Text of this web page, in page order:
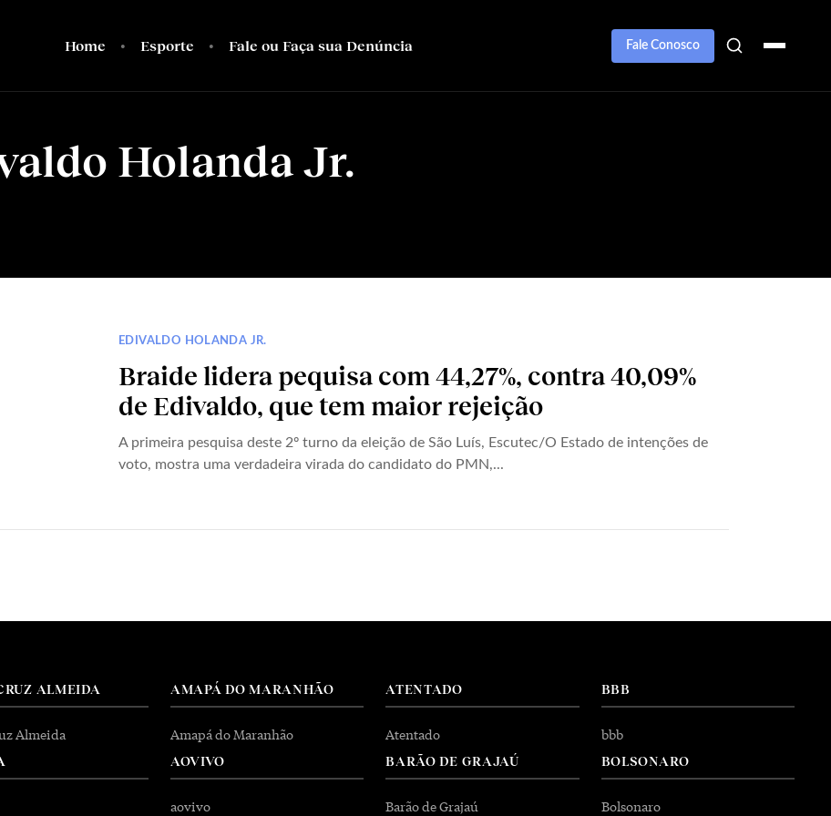
Home Esporte Fale ou Faça sua Denúncia Fale Conosco
Holanda Jr.
EDIVALDO HOLANDA JR.
Braide lidera pequisa com 44,27%, contra 40,09%
de Edivaldo, que tem maior rejeição
A primeira pesquisa deste 2º turno da eleição de São Luís, Escutec/O Estado de intenções de
voto, mostra uma verdadeira virada do candidato do PMN,...
ALMEIDA
Almeida
AMAPÁ DO MARANHÃO
Amapá do Maranhão
AOVIVO
aovivo
ATENTADO
Atentado
BARÃO DE GRAJAÚ
Barão de Grajaú
BBB
bbb
BOLSONARO
Bolsonaro